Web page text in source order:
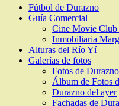
Fútbol de Durazno
Guía Comercial
Cine Movie Club
Inmobiliaria
Alturas del Río Yí
Galerías de fotos
Fotos de Durazno
Álbum de Fotos
Durazno del ayer
Fachadas de